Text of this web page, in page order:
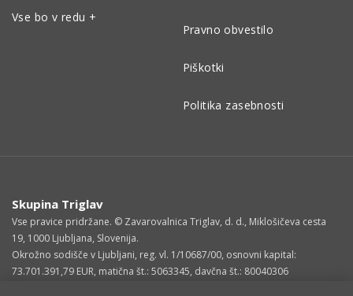
Vse bo v redu +
Pravno obvestilo
Piškotki
Politika zasebnosti
Skupina Triglav
Vse pravice pridržane. © Zavarovalnica Triglav, d. d., Miklošičeva cesta
19, 1000 Ljubljana, Slovenija.
Okrožno sodišče v Ljubljani, reg. vl. 1/10687/00, osnovni kapital:
73.701.391,79 EUR, matična št.: 5063345, davčna št.: 80040306